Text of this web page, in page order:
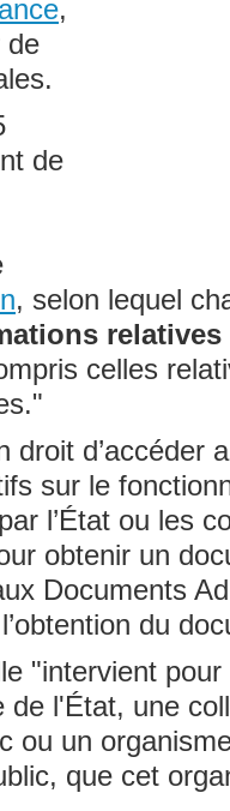
,
de
de
, selon lequel
relatives
celles
droit d’accéder
sur le
l’État ou les
obtenir un
Documents
du
"intervient
de l'État, une
ou un
que cet